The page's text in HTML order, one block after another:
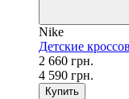
Nike
Детские
2 660 грн.
4 590 грн.
Купить